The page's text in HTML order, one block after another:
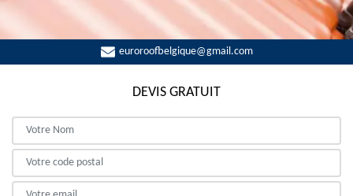
euroroofbelgique@gmail.com
DEVIS GRATUIT